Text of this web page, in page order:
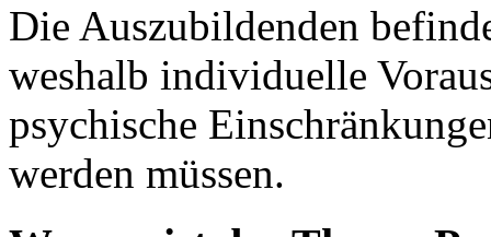
Die Auszubildenden
weshalb individuelle
psychische
werden müssen.